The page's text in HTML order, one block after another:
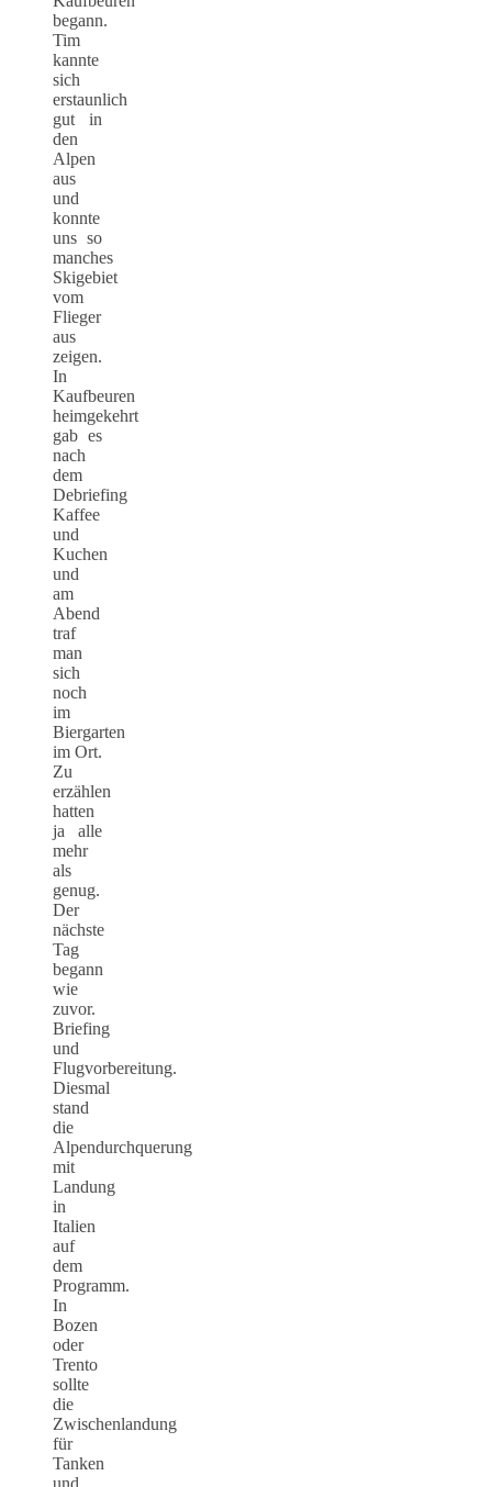
begann.
Tim
kannte
sich
erstaunlich
gut in
den
Alpen
aus
und
konnte
uns so
manches
Skigebiet
vom
Flieger
aus
zeigen.
In
Kaufbeuren
heimgekehrt
gab es
nach
dem
Debriefing
Kaffee
und
Kuchen
und
am
Abend
traf
man
sich
noch
im
Biergarten
im Ort.
Zu
erzählen
hatten
ja alle
mehr
als
genug.
Der
nächste
Tag
begann
wie
zuvor.
Briefing
und
Flugvorbereitung.
Diesmal
stand
die
Alpendurchquerung
mit
Landung
in
Italien
auf
dem
Programm.
In
Bozen
oder
Trento
sollte
die
Zwischenlandung
für
Tanken